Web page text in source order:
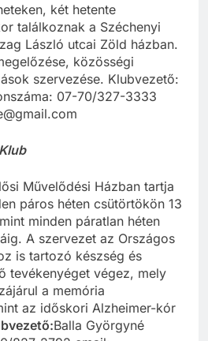
két hetente
találkoznak a Széchenyi
László utcai Zöld házban.
közösségi
szervezése. Klubvezető:
07-70/327-3333
Művelődési Házban tartja
páros héten csütörtökön 13
minden páratlan héten
A szervezet az Országos
is tartozó készség és
tevékenyéget végez, mely
a memória
az időskori Alzheimer-kór
Balla Györgyné